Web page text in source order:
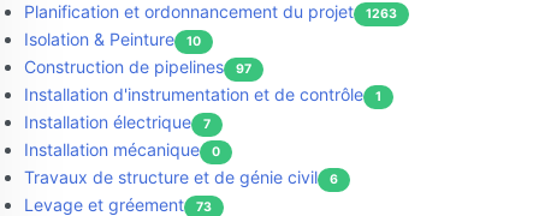
Planification et ordonnancement du projet 1263
Isolation & Peinture 10
Construction de pipelines 97
Installation d'instrumentation et de contrôle 1
Installation électrique 7
Installation mécanique 0
Travaux de structure et de génie civil 6
Levage et gréement 73